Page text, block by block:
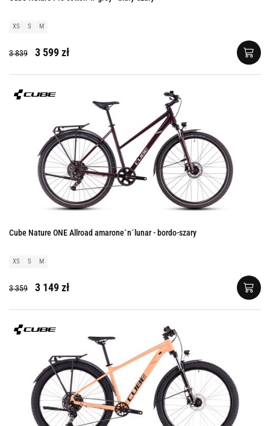
XS S M
3 839 3 599 zł
Cube Nature ONE Allroad amarone´n´lunar - bordo-szary
XS S M
3 359 3 149 zł